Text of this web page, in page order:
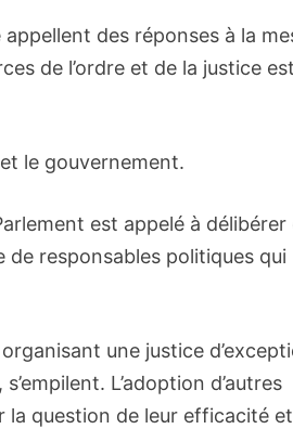
des réponses à la
de l’ordre et de la justice est
le gouvernement.
est appelé à délibérer
de responsables politiques qui
une justice
L’adoption d’autres
la question de leur efficacité